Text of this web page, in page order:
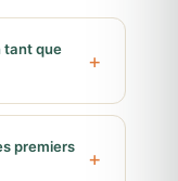
tant que
premiers